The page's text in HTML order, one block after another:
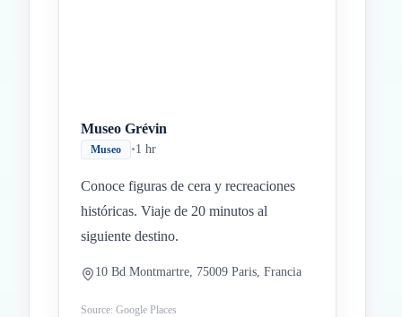
Museo Grévin
Museo •1 hr
Conoce figuras de cera y recreaciones
históricas. Viaje de 20 minutos al
siguiente destino.
10 Bd Montmartre, 75009 Paris, Francia
Source: Google Places